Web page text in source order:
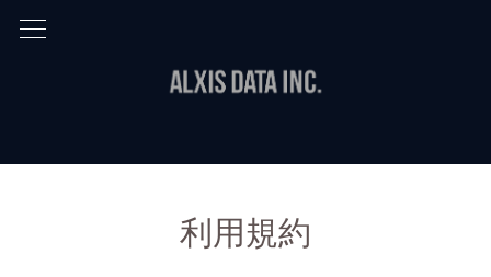
利用規約